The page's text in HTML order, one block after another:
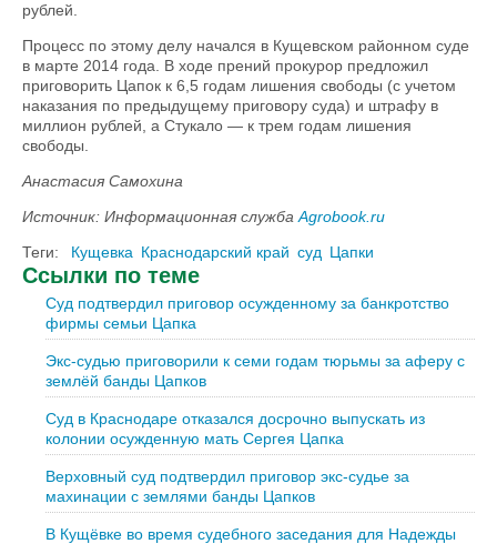
рублей.
Процесс по этому делу начался в Кущевском районном суде
в марте 2014 года. В ходе прений прокурор предложил
приговорить Цапок к 6,5 годам лишения свободы (с учетом
наказания по предыдущему приговору суда) и штрафу в
миллион рублей, а Стукало — к трем годам лишения
свободы.
Анастасия Самохина
Источник: Информационная служба Agrobook.ru
Теги:
Кущевка Краснодарский край суд Цапки
Ссылки по теме
Суд подтвердил приговор осужденному за банкротство
фирмы семьи Цапка
Экс-судью приговорили к семи годам тюрьмы за аферу с
землёй банды Цапков
Суд в Краснодаре отказался досрочно выпускать из
колонии осужденную мать Сергея Цапка
Верховный суд подтвердил приговор экс-судье за
махинации с землями банды Цапков
В Кущёвке во время судебного заседания для Надежды